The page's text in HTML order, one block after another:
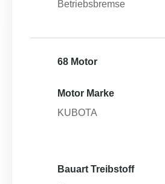
Betriebsbremse
68 Motor
Motor Marke
KUBOTA
Bauart Treibstoff